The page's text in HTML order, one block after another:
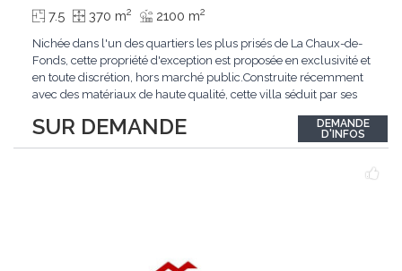
SUR DEMANDE
7.5 370 m2 2100 m2
Nichée dans l'un des quartiers les plus prisés de La Chaux-de-
Fonds, cette propriété d'exception est proposée en exclusivité et
en toute discrétion, hors marché public.Construite récemment
avec des matériaux de haute qualité, cette villa séduit par ses
remarquable.L'espace de vie s'ouvre sur un jardin avec piscine,
un véritable...
DEMANDE
D'INFOS